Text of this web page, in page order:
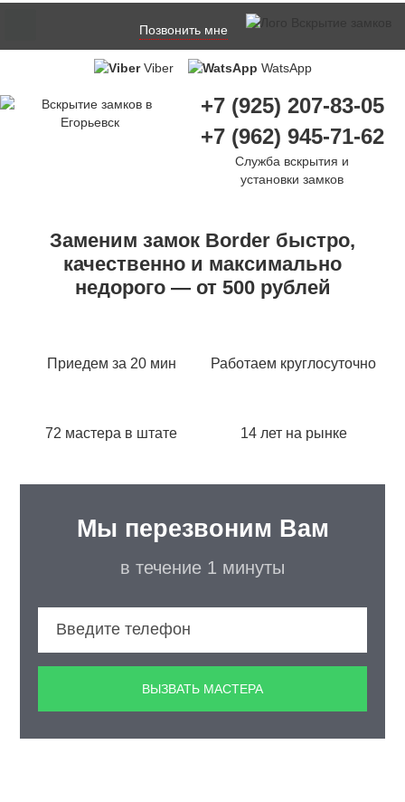
Позвонить мне
Viber WatsApp
+7 (925) 207-83-05
+7 (962) 945-71-62
Служба вскрытия и
установки замков
Заменим замок Border быстро,
качественно и максимально
недорого — от 500 рублей
Приедем за 20 мин Работаем круглосуточно
72 мастера в штате 14 лет на рынке
Мы перезвоним Вам
в течение 1 минуты